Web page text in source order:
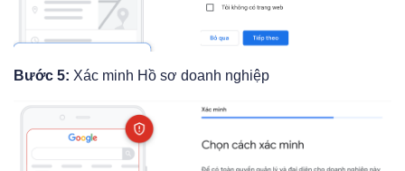
Bước 5: Xác minh Hồ sơ doanh nghiệp